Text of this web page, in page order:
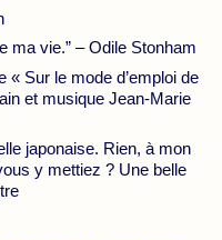
ma vie.” – Odile Stonham
Sur le mode d’emploi de
et musique Jean-Marie
japonaise. Rien, à mon
y mettiez ? Une belle